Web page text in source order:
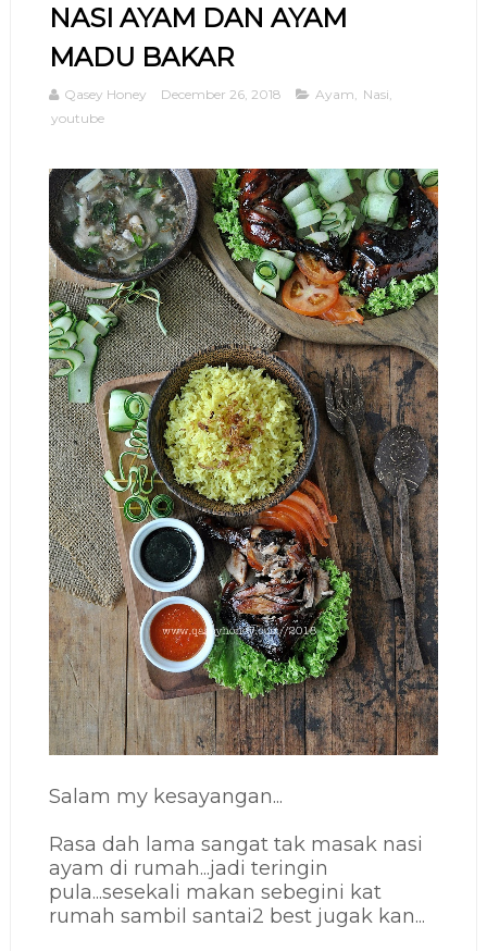
NASI AYAM DAN AYAM
MADU BAKAR
Qasey Honey December 26, 2018 Ayam Nasi
youtube
Salam my kesayangan...
Rasa dah lama sangat tak masak nasi
ayam di rumah...jadi teringin
pula...sesekali makan sebegini kat
rumah sambil santai2 best jugak kan...